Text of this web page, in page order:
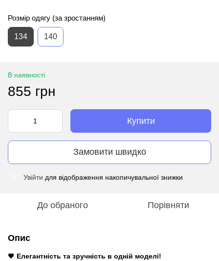
Розмір одягу (за зростанням)
134 140
В наявності
855 грн
Купити
Замовити швидко
Увійти для відображення накопичувальної знижки
До обраного Порівняти
Опис
🖤 Елегантність та зручність в одній моделі!